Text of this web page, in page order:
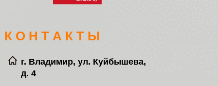
К О Н Т А К Т Ы
г. Владимир, ул. Куйбышева,
д. 4